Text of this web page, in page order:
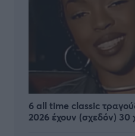
6 all time classic
2026 έχουν (σχεδόν) 30